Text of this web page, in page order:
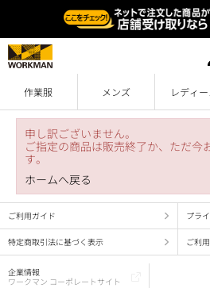
作業服 メンズ レディー
申し訳ございません。
ご指定の商品は販売終了か、ただ今
す。
ホームへ戻る
ご利用ガイド プラ
特定商取引法に基づく表示 ご利
企業情報
ワークマン コーポレートサイト